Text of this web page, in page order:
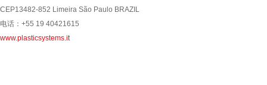
CEP13482-852 Limeira São Paulo BRAZIL
电话： +55 19 40421615
www.plasticsystems.it